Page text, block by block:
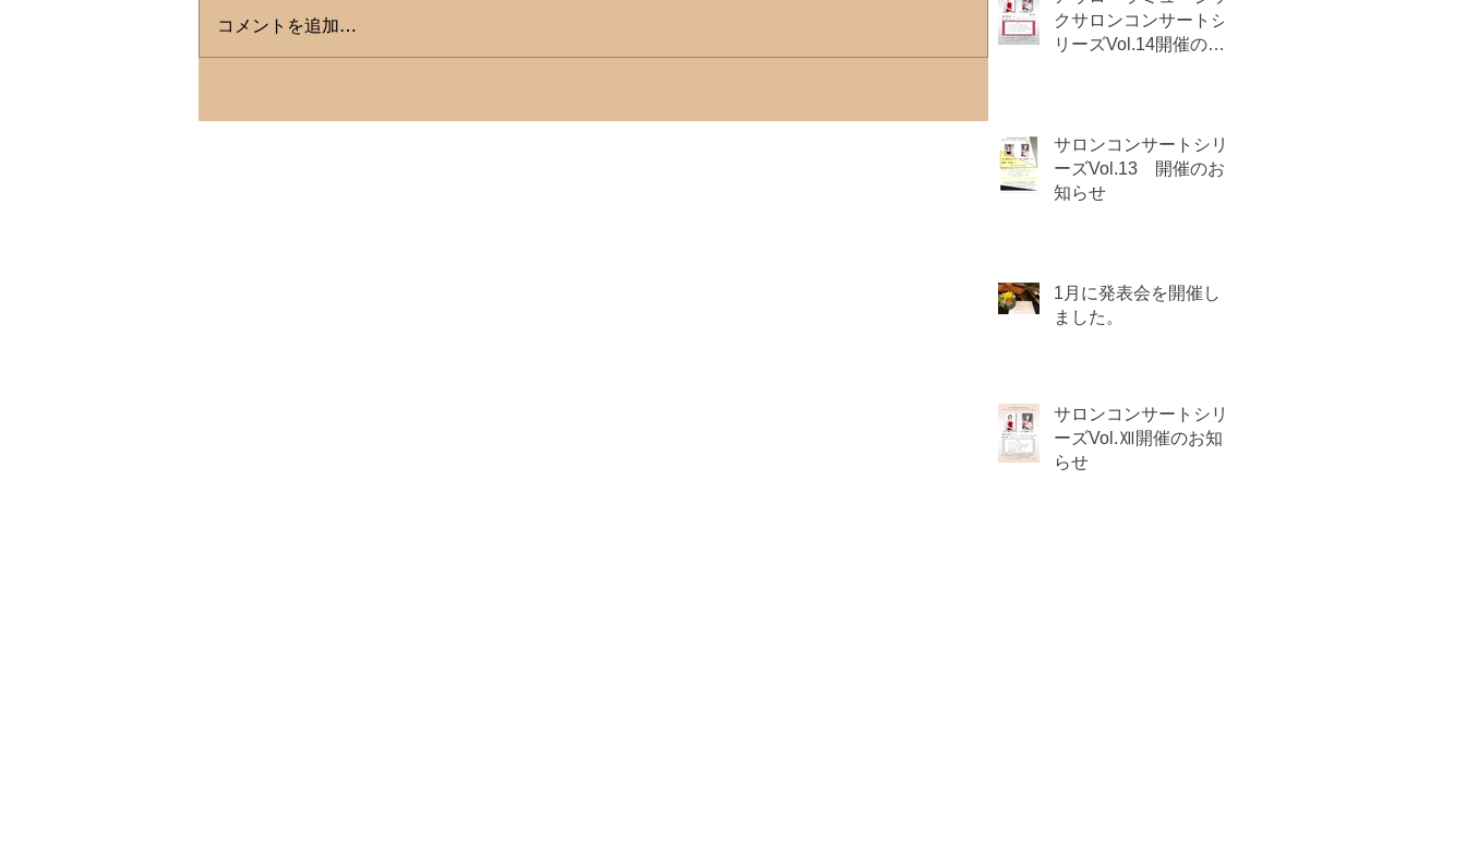
コメントを追加…
クサロンコンサートシ
リーズVol.14開催のお
サロンコンサートシリ
ーズVol.13 開催のお
知らせ
1月に発表会を開催し
ました。
サロンコンサートシリ
ーズVol.Ⅻ開催のお知
らせ